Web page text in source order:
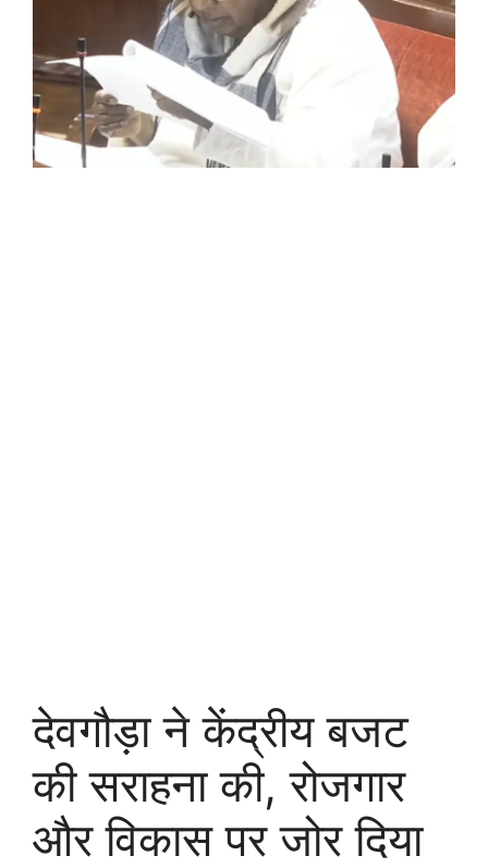
देवगौड़ा ने केंद्रीय बजट
की सराहना की, रोजगार
और विकास पर जोर दिया